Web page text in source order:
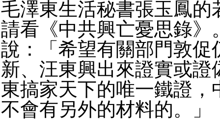
毛澤東生活秘書張玉鳳的
請看《中共興亡憂思錄》
說：「希望有關部門敦促
新、汪東興出來證實或證
東搞家天下的唯一鐵證，
不會有另外的材料的。」